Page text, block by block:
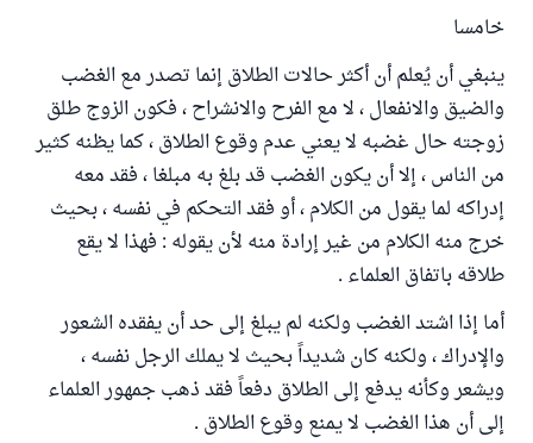
خامسا
ينبغي أن يُعلم أن أكثر حالات الطلاق إنما تصدر مع الغضب
والضيق والانفعال ، لا مع الفرح والانشراح ، فكون الزوج طلق
زوجته حال غضبه لا يعني عدم وقوع الطلاق ، كما يظنه كثير
من الناس ، إلا أن يكون الغضب قد بلغ به مبلغا ، فقد معه
إدراكه لما يقول من الكلام ، أو فقد التحكم في نفسه ، بحيث
خرج منه الكلام من غير إرادة منه لأن يقوله : فهذا لا يقع
طلاقه باتفاق العلماء .
أما إذا اشتد الغضب ولكنه لم يبلغ إلى حد أن يفقده الشعور
والإدراك ، ولكنه كان شديداً بحيث لا يملك الرجل نفسه ،
ويشعر وكأنه يدفع إلى الطلاق دفعاً فقد ذهب جمهور العلماء
إلى أن هذا الغضب لا يمنع وقوع الطلاق .